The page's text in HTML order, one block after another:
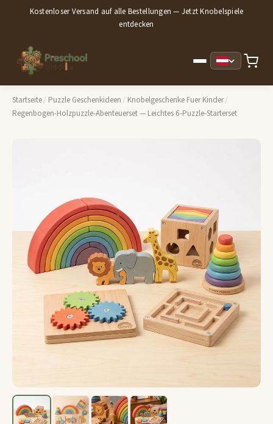
Kostenloser Versand auf alle Bestellungen — Jetzt Knobelspiele
entdecken
Startseite/ Puzzle Geschenkideen / Knobelgeschenke Fuer Kinder/
Regenbogen-Holzpuzzle-Abenteuerset — Leichtes 6-Puzzle-Starterset